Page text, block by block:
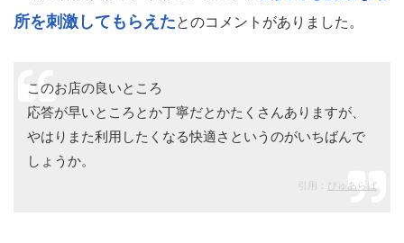
所を刺激してもらえたとのコメントがありました。
このお店の良いところ
応答が早いところとか丁寧だとかたくさんありますが、
やはりまた利用したくなる快適さというのがいちばんで
しょうか。
引用： ぴゅあらば